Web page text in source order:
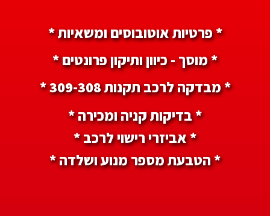
* פרטיות אוטובוסים ומשאיות *
* מוסך - כיוון ותיקון פרונטים *
* מבדקה לרכב תקנות 309-308 *
* בדיקות קניה ומכירה *
* אביזרי רישוי לרכב *
* הטבעת מספר מנוע ושלדה *